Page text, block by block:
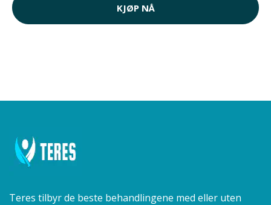
KJØP NÅ
Teres tilbyr de beste behandlingene med eller uten